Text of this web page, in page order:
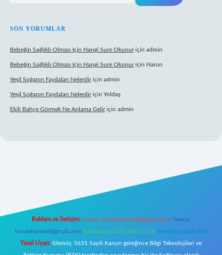
SON YORUMLAR
Bebeğin Sağlıklı Olması Için Hangi Sure Okunuriçin admin
Bebeğin Sağlıklı Olması Için Hangi Sure Okunuriçin Harun
Yeşil Soğanın Faydaları Nelerdiriçin admin
Yeşil Soğanın Faydaları Nelerdiriçin Yoldaş
Ekili Bahçe Görmek Ne Anlama Geliriçin admin
Reklam ve İletişim: E-mail: backlinkpaneli@gmail.com Teams:
forumhizmeti@gmail.com Whatsapp: 0262 606 0 726 Telegram: @karabul
Yasal Uyarı: Sitemiz, 5651 Sayılı Kanun gereğince Bilgi Teknolojileri ve